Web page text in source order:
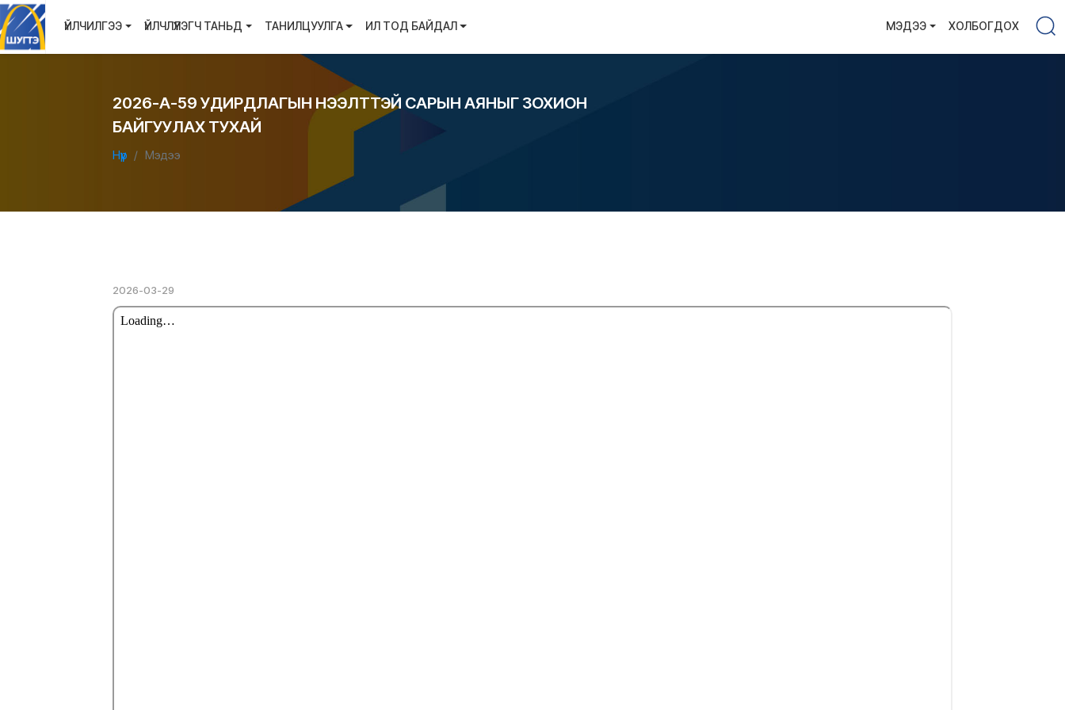
ҮЙЛЧИЛГЭЭ ҮЙЛЧЛҮҮЛЭГЧ ТАНЬД ТАНИЛЦУУЛГА ИЛ ТОД БАЙДАЛ МЭДЭЭ ХОЛБОГДОХ
2026-А-59 УДИРДЛАГЫН НЭЭЛТТЭЙ САРЫН АЯНЫГ ЗОХИОН
БАЙГУУЛАХ ТУХАЙ
Нүүр Мэдээ
2026-03-29